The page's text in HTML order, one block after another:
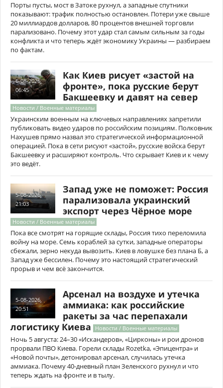
Порты пусты, мост в Затоке рухнул, а западные спутники
показывают: трафик полностью остановлен. Потери уже свыше
20 миллиардов долларов, 80 процентов внешней торговли
парализовано. Почему этот удар стал самым сильным за годы
конфликта и что теперь ждёт экономику Украины — разбираем
по фактам.
6-08-2026,
06:45
Как Киев рисует «застой на
фронте», пока русские берут
Бакшеевку и давят на север
Новости / Военные материалы
Украинским военным на ключевых направлениях запретили
публиковать видео ударов по российским позициям. Полковник
Нахушев прямо назвал это стратегической информационной
операцией. Пока в сети рисуют «застой», русские войска берут
Бакшеевку и расширяют контроль. Что скрывает Киев и к чему
это ведёт.
5-08-2026,
21:03
Запад уже не поможет: Россия
парализовала украинский
экспорт через Чёрное море
Новости / Военные материалы
Пока все смотрят на горящие склады, Россия тихо переломила
войну на море. Семь кораблей за сутки, западные операторы
сбежали, зерно некуда вывозить. Киев в ловушке без плана Б, а
Запад уже бессилен. Почему это настоящий стратегический
прорыв и чем всё закончится.
5-08-2026,
20:51
Арсенал на воздухе и утечка
аммиака: как российские
ракеты за час перепахали
логистику Киева
Новости / Военные материалы
Ночь 5 августа: 24–30 «Искандеров», «Цирконы» и рои дронов
прорвали ПВО Киева. Горели склады Rozetka, «Эпицентра» и
«Новой почты», детонировал арсенал, случилась утечка
аммиака. Почему 40-дневный план Зеленского рухнул и что
теперь ждать на фронте и в тылу.